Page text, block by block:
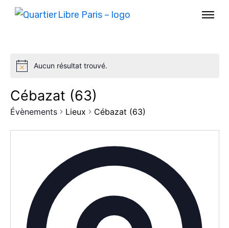
Aucun résultat trouvé.
Cébazat (63)
Évènements Lieux Cébazat (63)